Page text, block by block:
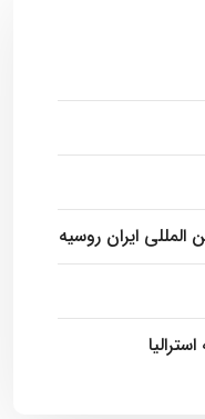
ایران روسیه